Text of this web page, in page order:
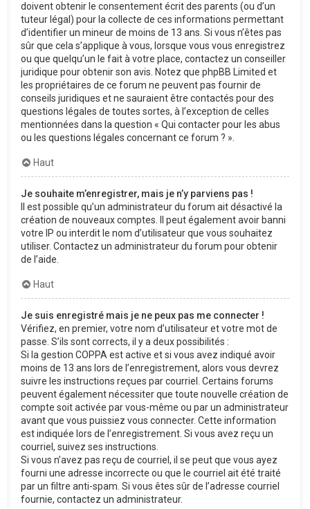
doivent obtenir le consentement écrit des parents (ou d’un
tuteur légal) pour la collecte de ces informations permettant
d’identifier un mineur de moins de 13 ans. Si vous n’êtes pas
sûr que cela s’applique à vous, lorsque vous vous enregistrez
ou que quelqu’un le fait à votre place, contactez un conseiller
juridique pour obtenir son avis. Notez que phpBB Limited et
les propriétaires de ce forum ne peuvent pas fournir de
conseils juridiques et ne sauraient être contactés pour des
questions légales de toutes sortes, à l’exception de celles
mentionnées dans la question « Qui contacter pour les abus
ou les questions légales concernant ce forum ? ».
Haut
Je souhaite m’enregistrer, mais je n’y parviens pas !
Il est possible qu’un administrateur du forum ait désactivé la
création de nouveaux comptes. Il peut également avoir banni
votre IP ou interdit le nom d’utilisateur que vous souhaitez
utiliser. Contactez un administrateur du forum pour obtenir
de l’aide.
Haut
Je suis enregistré mais je ne peux pas me connecter !
Vérifiez, en premier, votre nom d’utilisateur et votre mot de
passe. S’ils sont corrects, il y a deux possibilités :
Si la gestion COPPA est active et si vous avez indiqué avoir
moins de 13 ans lors de l’enregistrement, alors vous devrez
suivre les instructions reçues par courriel. Certains forums
peuvent également nécessiter que toute nouvelle création de
compte soit activée par vous-même ou par un administrateur
avant que vous puissiez vous connecter. Cette information
est indiquée lors de l’enregistrement. Si vous avez reçu un
courriel, suivez ses instructions.
Si vous n’avez pas reçu de courriel, il se peut que vous ayez
fourni une adresse incorrecte ou que le courriel ait été traité
par un filtre anti-spam. Si vous êtes sûr de l’adresse courriel
fournie, contactez un administrateur.